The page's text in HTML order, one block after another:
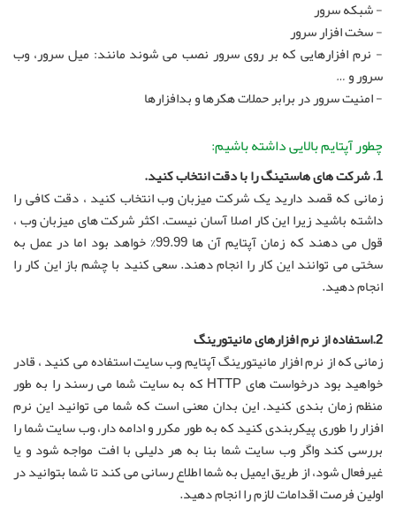
- شبکه سرور
- سخت افزار سرور
- نرم افزارهایی که بر روی سرور نصب می شوند مانند: میل سرور، وب
سرور و …
- امنیت سرور در برابر حملات هکرها و بدافزارها
چطور آپتایم بالایی داشته باشیم:
1. شرکت های هاستینگ را با دقت انتخاب کنید.
زمانی که قصد دارید یک شرکت میزبان وب انتخاب کنید ، دقت کافی را
داشته باشید زیرا این کار اصلا آسان نیست. اکثر شرکت های میزبان وب ،
قول می دهند که زمان آپتایم آن ها 99.99% خواهد بود اما در عمل به
سختی می توانند این کار را انجام دهند. سعی کنید با چشم باز این کار را
انجام دهید.
2.استفاده از نرم افزارهای مانیتورینگ
زمانی که از نرم افزار مانیتورینگ آپتایم وب سایت استفاده می کنید ، قادر
خواهید بود درخواست های HTTP که به سایت شما می رسند را به طور
منظم زمان بندی کنید. این بدان معنی است که شما می توانید این نرم
افزار را طوری پیکربندی کنید که به طور مکرر و ادامه دار، وب سایت شما را
بررسی کند واگر وب سایت شما بنا به هر دلیلی با افت مواجه شود و یا
غیرفعال شود، از طریق ایمیل به شما اطلاع رسانی می کند تا شما بتوانید در
اولین فرصت اقدامات لازم را انجام دهید.